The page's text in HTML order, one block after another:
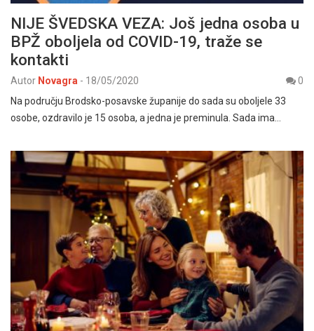
NIJE ŠVEDSKA VEZA: Još jedna osoba u
BPŽ oboljela od COVID-19, traže se
kontakti
Autor Novagra - 18/05/2020
0
Na području Brodsko-posavske županije do sada su oboljele 33
osobe, ozdravilo je 15 osoba, a jedna je preminula. Sada ima…